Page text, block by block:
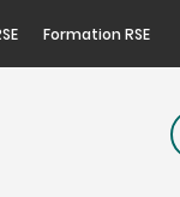
Formation RSE